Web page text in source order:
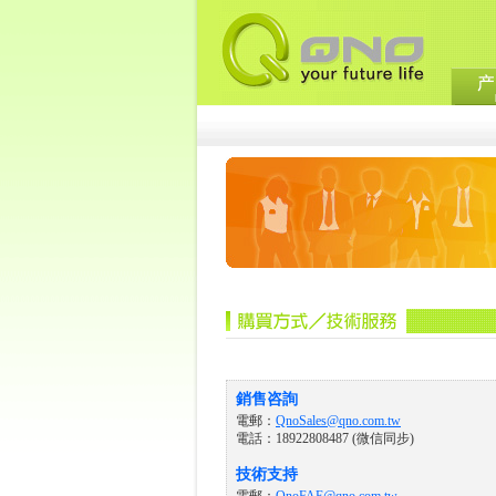
銷售咨詢
電郵： QnoSales@qno.com.tw
電話：18922808487 (微信同步)
技術支持